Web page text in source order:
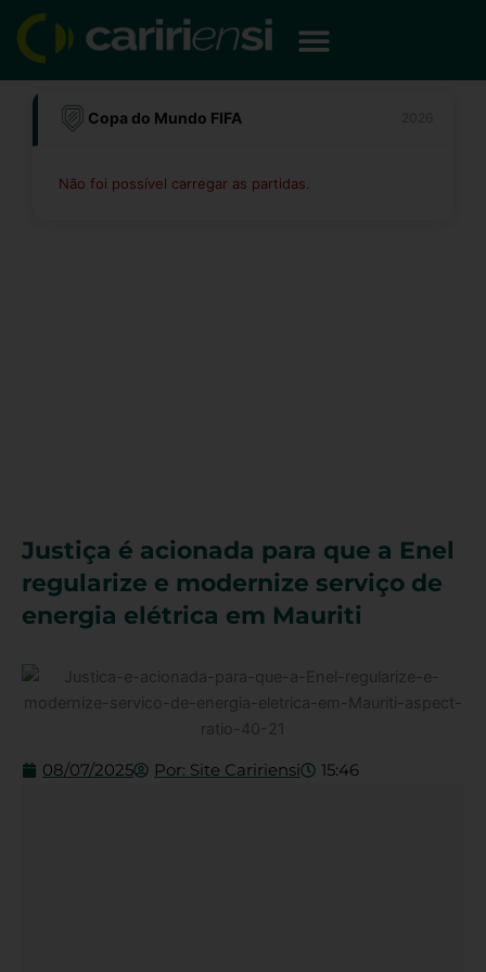
para
conteúdo
Copa do Mundo FIFA
Não foi possível carregar as partidas.
Justiça é acionada para que a Enel
regularize e modernize serviço de
energia elétrica em Mauriti
08/07/2025 Por: Site Caririensi 15:46